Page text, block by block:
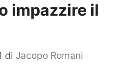
impazzire il
di Jacopo Romani